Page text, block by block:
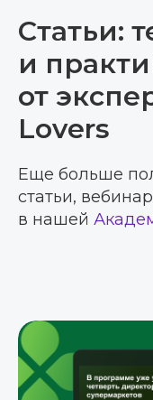
Статьи:
и
от
Lovers
Еще больше
статьи,
в нашей